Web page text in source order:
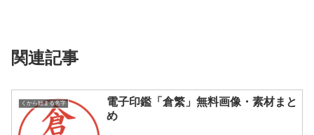
関連記事
くから始まる名字
電子印鑑「倉繁」無料画像・素材まと
め